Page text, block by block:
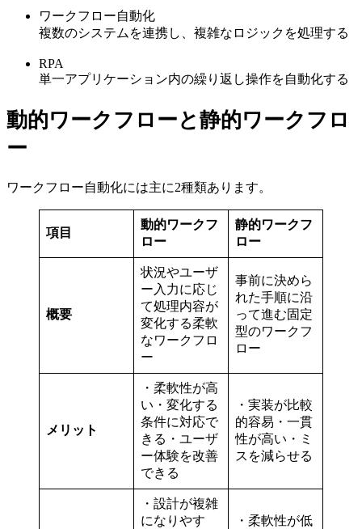
ワークフロー自動化
複数のシステムを連携し、複雑なロジックを処理する
RPA
単一アプリケーション内の繰り返し操作を自動化する
動的ワークフローと静的ワークフロ
ー
ワークフロー自動化には主に2種類あります。
項目
動的ワークフ
ロー
静的ワークフ
ロー
概要
状況やユーザ
ー入力に応じ
て処理内容が
変化する柔軟
なワークフロ
ー
事前に決めら
れた手順に沿
って進む固定
型のワークフ
ロー
メリット
・柔軟性が高
い・変化する
条件に対応で
きる・ユーザ
ー体験を改善
できる
・実装が比較
的容易・一貫
性が高い・ミ
スを減らせる
・設計が複雑
になりやす
・柔軟性が低